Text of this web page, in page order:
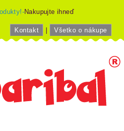
Nakupujte ihneď
Kontakt Všetko o nákupe